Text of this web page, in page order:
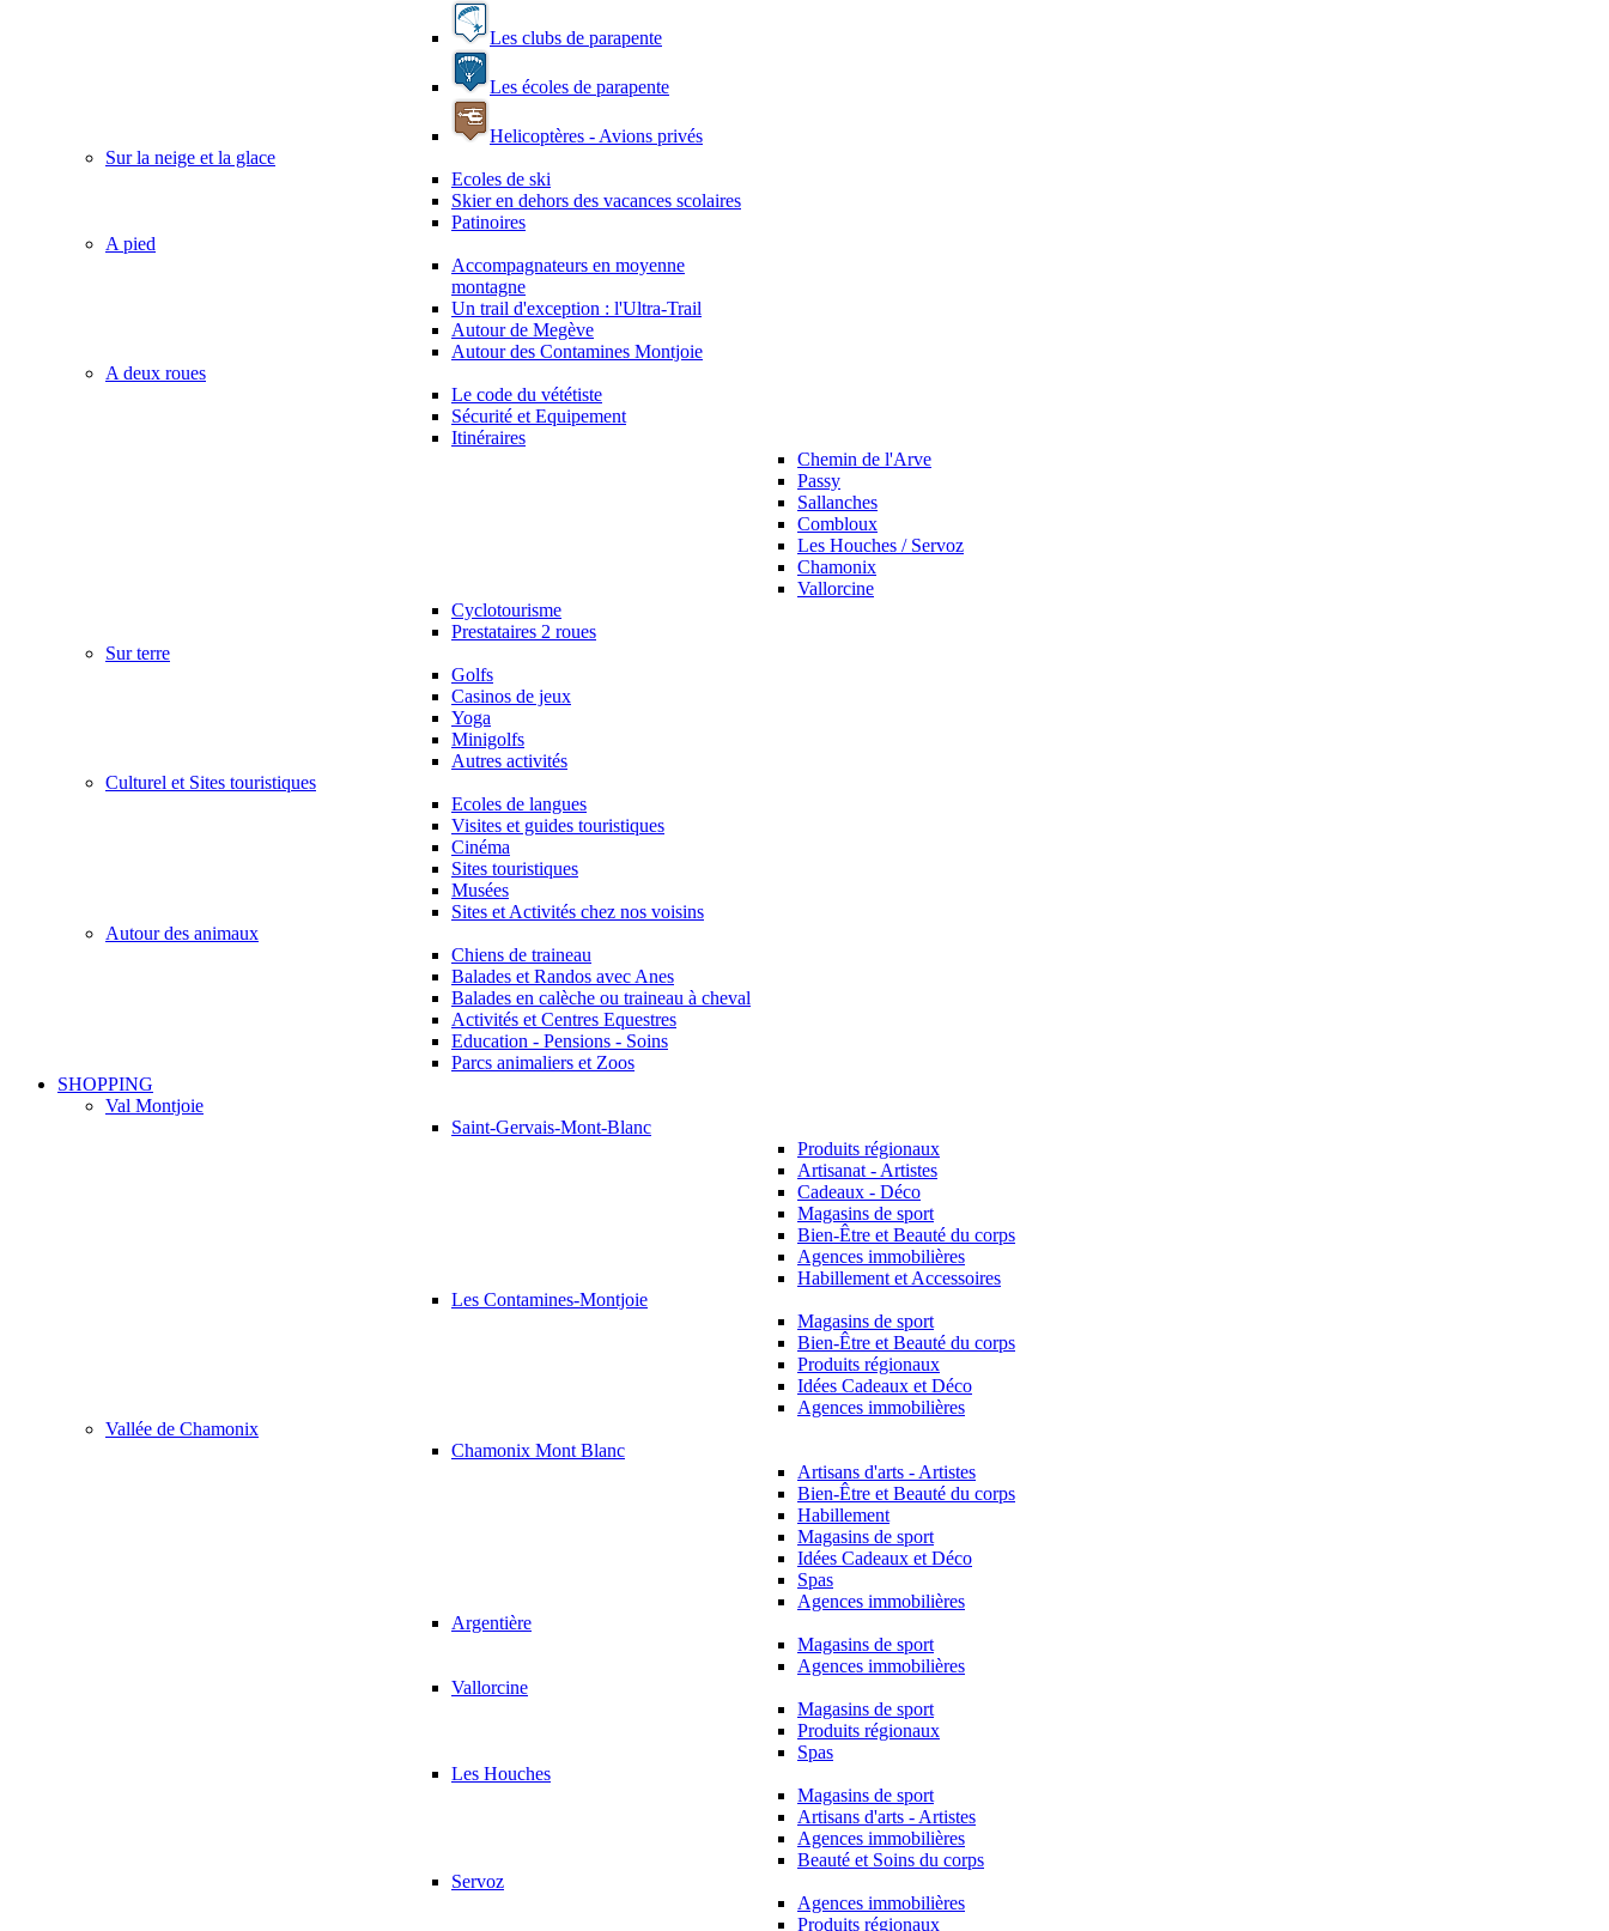
Les clubs de parapente
Les écoles de parapente
Helicoptères - Avions privés
Sur la neige et la glace
Ecoles de ski
Skier en dehors des vacances scolaires
Patinoires
A pied
Accompagnateurs en moyenne
montagne
Un trail d'exception : l'Ultra-Trail
Autour de Megève
Autour des Contamines Montjoie
A deux roues
Le code du vététiste
Sécurité et Equipement
Itinéraires
Chemin de l'Arve
Passy
Sallanches
Combloux
Les Houches / Servoz
Chamonix
Vallorcine
Cyclotourisme
Prestataires 2 roues
Sur terre
Golfs
Casinos de jeux
Yoga
Minigolfs
Autres activités
Culturel et Sites touristiques
Ecoles de langues
Visites et guides touristiques
Cinéma
Sites touristiques
Musées
Sites et Activités chez nos voisins
Autour des animaux
Chiens de traineau
Balades et Randos avec Anes
Balades en calèche ou traineau à cheval
Activités et Centres Equestres
Education - Pensions - Soins
Parcs animaliers et Zoos
SHOPPING
Val Montjoie
Saint-Gervais-Mont-Blanc
Produits régionaux
Artisanat - Artistes
Cadeaux - Déco
Magasins de sport
Bien-Être et Beauté du corps
Agences immobilières
Habillement et Accessoires
Les Contamines-Montjoie
Magasins de sport
Bien-Être et Beauté du corps
Produits régionaux
Idées Cadeaux et Déco
Agences immobilières
Vallée de Chamonix
Chamonix Mont Blanc
Artisans d'arts - Artistes
Bien-Être et Beauté du corps
Habillement
Magasins de sport
Idées Cadeaux et Déco
Spas
Agences immobilières
Argentière
Magasins de sport
Agences immobilières
Vallorcine
Magasins de sport
Produits régionaux
Spas
Les Houches
Magasins de sport
Artisans d'arts - Artistes
Agences immobilières
Beauté et Soins du corps
Servoz
Agences immobilières
Produits régionaux